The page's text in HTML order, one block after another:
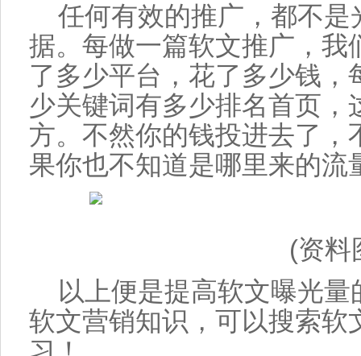
任何有效的推广，都不
据。每做一篇软文推广，
了多少平台，花了多少钱
少关键词有多少排名首页
方。不然你的钱投进去了
果你也不知道是哪里来的流
(资料
以上便是提高软文曝光
软文营销知识，可以搜索软